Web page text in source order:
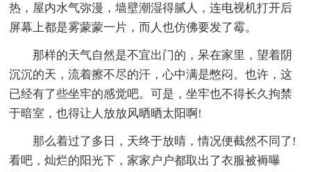
热，屋内水气弥漫，墙壁潮湿得腻人，连电视机打开后
屏幕上都是雾蒙蒙一片，而人也仿佛要发了霉。
那样的天气自然是不宜出门的，呆在家里，望着阴
沉沉的天，流着擦不尽的汗，心中满是憋闷。也许，这
已经有了些坐牢的感觉吧。可是，坐牢也不得长久拘禁
于暗室，也得让人放放风晒晒太阳啊!
那么着过了多日，天终于放晴，情况便截然不同了!
看吧，灿烂的阳光下，家家户户都取出了衣服被褥曝